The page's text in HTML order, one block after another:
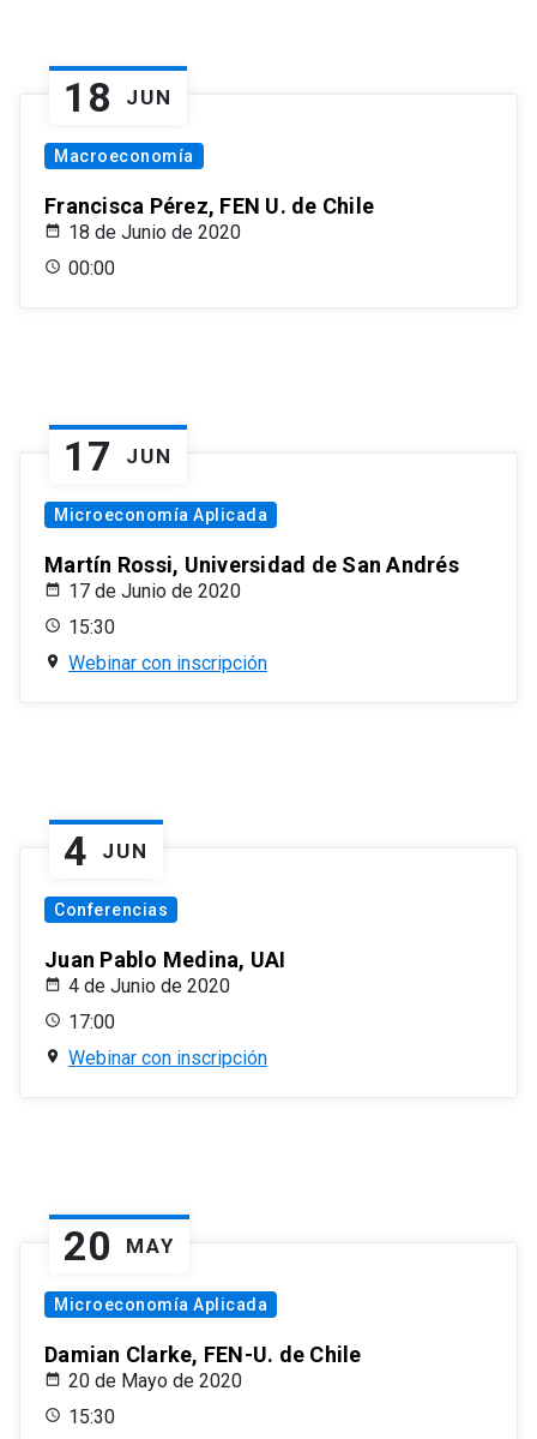
18 JUN
Macroeconomía
Francisca Pérez, FEN U. de Chile
18 de Junio de 2020
00:00
17 JUN
Microeconomía Aplicada
Martín Rossi, Universidad de San Andrés
17 de Junio de 2020
15:30
Webinar con inscripción
4 JUN
Conferencias
Juan Pablo Medina, UAI
4 de Junio de 2020
17:00
Webinar con inscripción
20 MAY
Microeconomía Aplicada
Damian Clarke, FEN-U. de Chile
20 de Mayo de 2020
15:30